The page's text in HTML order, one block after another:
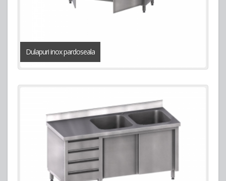
Dulapuri inox pardoseala